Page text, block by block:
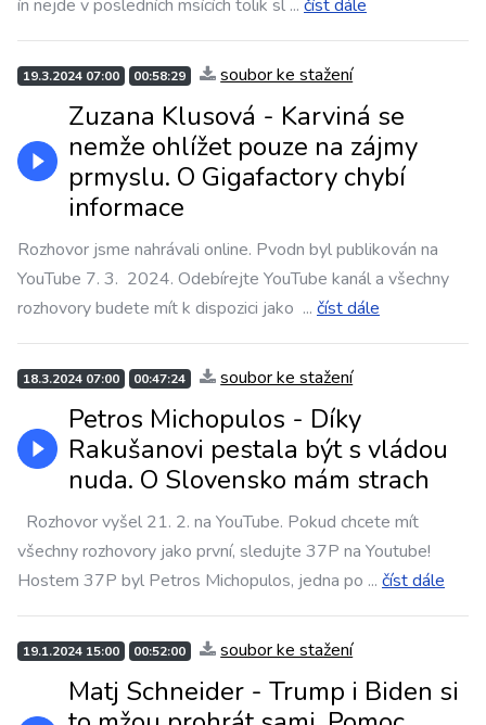
ín nejde v posledních msících tolik sl ... číst dále
19.3.2024 07:00 00:58:29 soubor ke stažení
Zuzana Klusová - Karviná se
nemže ohlížet pouze na zájmy
prmyslu. O Gigafactory chybí
informace
Rozhovor jsme nahrávali online. Pvodn byl publikován na
YouTube 7. 3. 2024. Odebírejte YouTube kanál a všechny
rozhovory budete mít k dispozici jako ... číst dále
18.3.2024 07:00 00:47:24 soubor ke stažení
Petros Michopulos - Díky
Rakušanovi pestala být s vládou
nuda. O Slovensko mám strach
Rozhovor vyšel 21. 2. na YouTube. Pokud chcete mít
všechny rozhovory jako první, sledujte 37P na Youtube!
Hostem 37P byl Petros Michopulos, jedna po ... číst dále
19.1.2024 15:00 00:52:00 soubor ke stažení
Matj Schneider - Trump i Biden si